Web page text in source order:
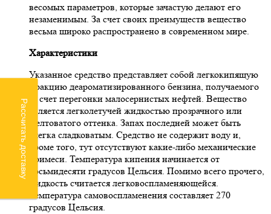
весомых параметров, которые зачастую делают его
незаменимым. За счет своих преимуществ вещество
весьма широко распространено в современном мире.
Характеристики
Указанное средство представляет собой легкокипящую
фракцию деароматизированного бензина, получаемого
за счет перегонки малосернистых нефтей. Вещество
является легколетучей жидкостью прозрачного или
желтоватого оттенка. Запах последней может быть
слегка сладковатым. Средство не содержит воду и,
кроме того, тут отсутствуют какие-либо механические
примеси. Температура кипения начинается от
восьмидесяти градусов Цельсия. Помимо всего прочего,
жидкость считается легковоспламеняющейся.
Температура самовоспламенения составляет 270
градусов Цельсия.
Рассчитать доставку